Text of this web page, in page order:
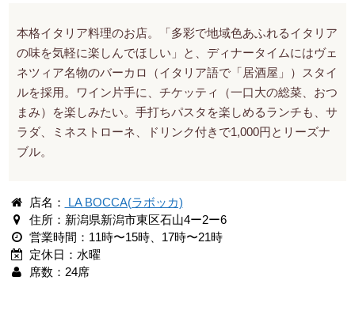
本格イタリア料理のお店。「多彩で地域色あふれるイタリア
の味を気軽に楽しんでほしい」と、ディナータイムにはヴェ
ネツィア名物のバーカロ（イタリア語で「居酒屋」）スタイ
ルを採用。ワイン片手に、チケッティ（一口大の総菜、おつ
まみ）を楽しみたい。手打ちパスタを楽しめるランチも、サ
ラダ、ミネストローネ、ドリンク付きで1,000円とリーズナ
ブル。
店名：
LA BOCCA(ラボッカ)
住所：新潟県新潟市東区石山4ー2ー6
営業時間：11時〜15時、17時〜21時
定休日：水曜
席数：24席